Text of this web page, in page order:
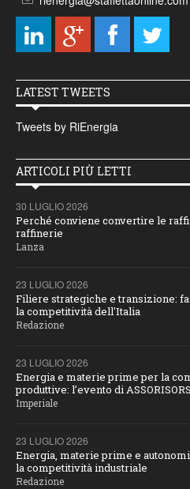
LATEST TWEETS
Tweets by RiEnergia
ARTICOLI PIÙ LETTI
30 LUGLIO 2026
Perché conviene convertire le
raffinerie
Lanza
23 LUGLIO 2026
Filiere strategiche e transizione:
la competitività dell'Italia
Redazione
23 LUGLIO 2026
Energia e materie prime per la
produttive: l’evento di
Imperiale
23 LUGLIO 2026
Energia, materie prime e
la competitività industriale
Redazione